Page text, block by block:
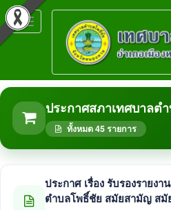
Toggle
navigation
ประกาศสภาเทศบาลต
ทั้งหมด 45 รายการ
ประกาศ เรื่อง รับรองรายง
ตำบลโพธิ์ชัย สมัยสามัญ สมั